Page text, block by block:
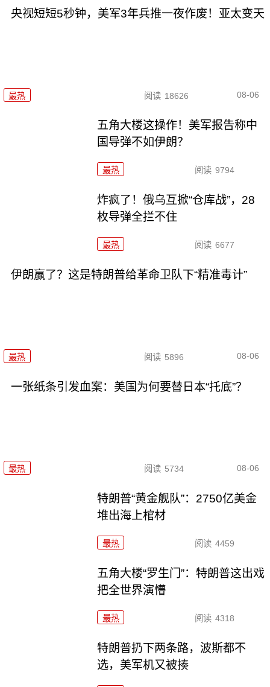
央视短短5秒钟，美军3年兵推一夜作废！亚太变天
最热 阅读 18626 08-06
五角大楼这操作！美军报告称中
国导弹不如伊朗？
最热 阅读 9794
炸疯了！俄乌互掀“仓库战”，28
枚导弹全拦不住
最热 阅读 6677
伊朗赢了？这是特朗普给革命卫队下“精准毒计”
最热 阅读 5896 08-06
一张纸条引发血案：美国为何要替日本“托底”？
最热 阅读 5734 08-06
特朗普“黄金舰队”：2750亿美金
堆出海上棺材
最热 阅读 4459
五角大楼“罗生门”：特朗普这出戏
把全世界演懵
最热 阅读 4318
特朗普扔下两条路，波斯都不
选，美军机又被揍